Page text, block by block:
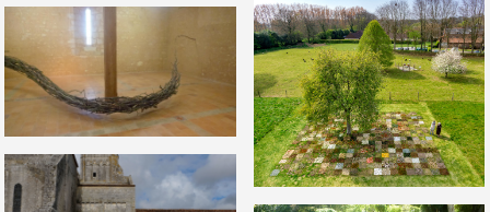
DAMIER, 2021
VACUUM FLUCTUATIONS, 2011